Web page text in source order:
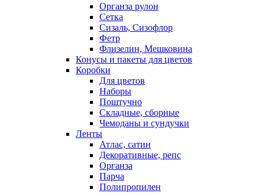
Органза рулон
Сетка
Сизаль, Сизофлор
Фетр
Флизелин, Мешковина
Конусы и пакеты для цветов
Коробки
Для цветов
Наборы
Поштучно
Складные, сборные
Чемоданы и сундучки
Ленты
Атлас, сатин
Декоративные, репс
Органза
Парча
Полипропилен